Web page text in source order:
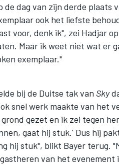
dag van zijn derde plaats
ook het liefste
voor, denk ik", zei Hadjar
Maar ik weet niet wat er
exemplaar."
bij de Duitse tak van Sky
snel werk maakte van het
gezet en ik zei tegen
gaat hij stuk.' Dus hij
hij stuk", blikt Bayer terug.
van het